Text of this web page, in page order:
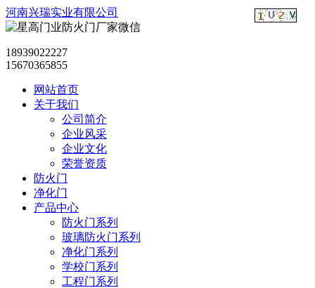
河南兴瑞实业有限公司
18939022227
15670365855
网站首页
关于我们
公司简介
企业风采
企业文化
荣誉资质
防火门
净化门
产品中心
防火门系列
玻璃防火门系列
净化门系列
学校门系列
工程门系列